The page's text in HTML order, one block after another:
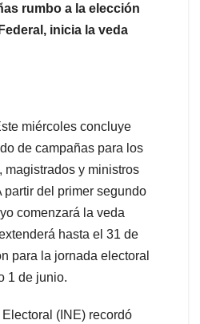
rumbo a la elección
inicia la veda
miércoles concluye
de campañas para los
magistrados y ministros
partir del primer segundo
comenzará la veda
hasta el 31 de
para la jornada electoral
1 de junio.
(INE) recordó